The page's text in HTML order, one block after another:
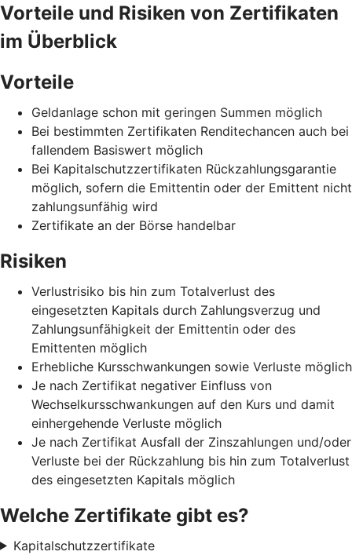
Vorteile und Risiken von Zertifikaten
im Überblick
Vorteile
Geldanlage schon mit geringen Summen möglich
Bei bestimmten Zertifikaten Renditechancen auch bei
fallendem Basiswert möglich
Bei Kapitalschutzzertifikaten Rückzahlungsgarantie
möglich, sofern die Emittentin oder der Emittent nicht
zahlungsunfähig wird
Zertifikate an der Börse handelbar
Risiken
Verlustrisiko bis hin zum Totalverlust des
eingesetzten Kapitals durch Zahlungsverzug und
Zahlungsunfähigkeit der Emittentin oder des
Emittenten möglich
Erhebliche Kursschwankungen sowie Verluste möglich
Je nach Zertifikat negativer Einfluss von
Wechselkursschwankungen auf den Kurs und damit
einhergehende Verluste möglich
Je nach Zertifikat Ausfall der Zinszahlungen und/oder
Verluste bei der Rückzahlung bis hin zum Totalverlust
des eingesetzten Kapitals möglich
Welche Zertifikate gibt es?
Kapitalschutzzertifikate